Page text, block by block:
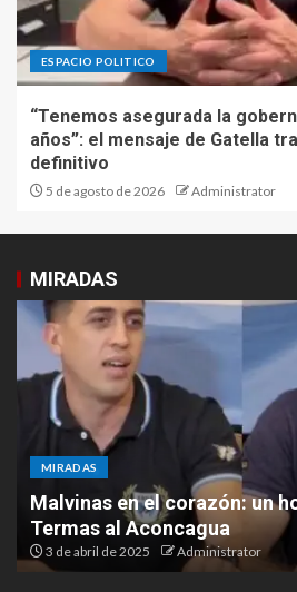
ESPACIO POLITICO
“Tenemos asegurada la
años”: el mensaje de Gatella
definitivo
5 de agosto de 2026 Administrator
MIRADAS
MIRADAS
Malvinas en el corazón: un
Termas al Aconcagua
3 de abril de 2025 Administrator